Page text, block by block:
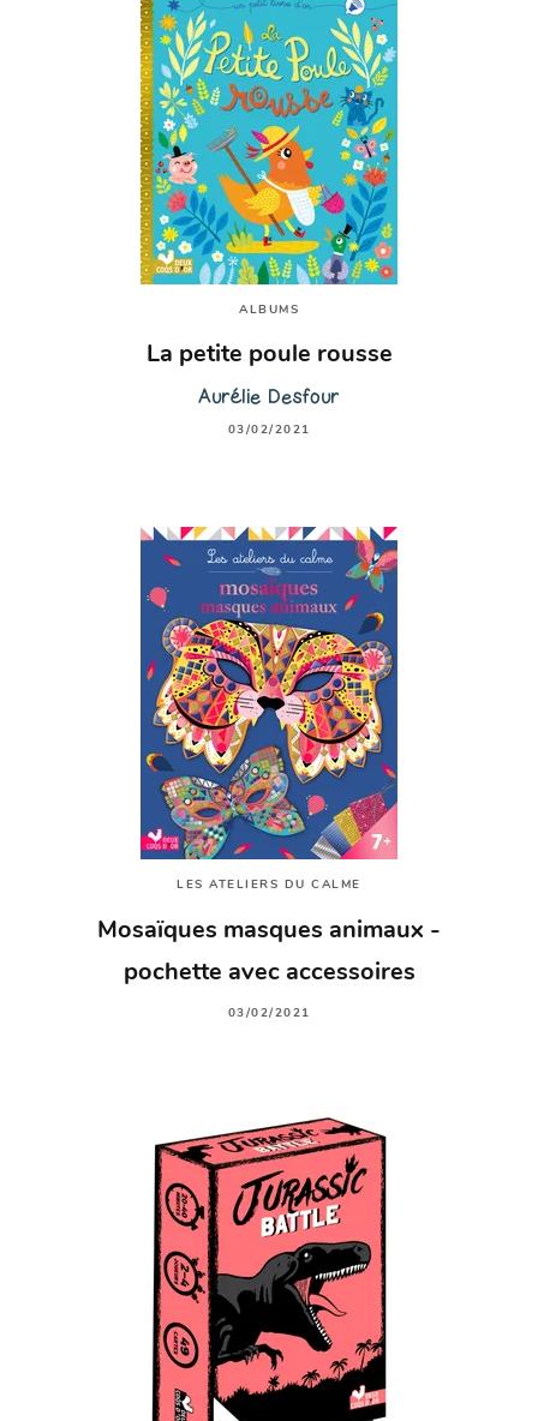
ALBUMS
La petite poule rousse
Aurélie Desfour
03/02/2021
LES ATELIERS DU CALME
Mosaïques masques animaux -
pochette avec accessoires
03/02/2021